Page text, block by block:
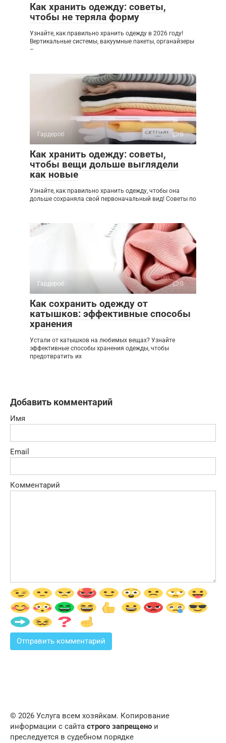
Как хранить одежду: советы,
чтобы не теряла форму
Узнайте, как правильно хранить одежду в 2026 году!
Вертикальные системы, вакуумные пакеты, органайзеры
–
Гардероб 0
Как хранить одежду: советы,
чтобы вещи дольше выглядели
как новые
Узнайте, как правильно хранить одежду, чтобы она
дольше сохраняла свой первоначальный вид! Советы по
Гардероб 0
Как сохранить одежду от
катышков: эффективные способы
хранения
Устали от катышков на любимых вещах? Узнайте
эффективные способы хранения одежды, чтобы
предотвратить их
Добавить комментарий
Имя
Email
Комментарий
© 2026 Услуга всем хозяйкам. Копирование
информации с сайта строго запрещено и
преследуется в судебном порядке